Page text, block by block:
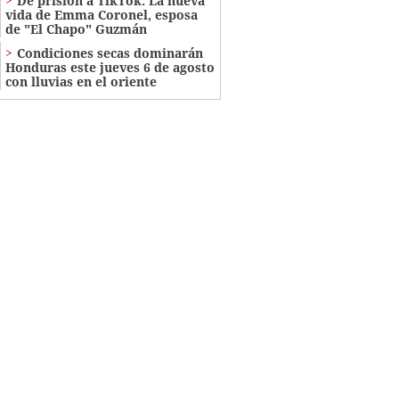
vida de Emma Coronel, esposa
de "El Chapo" Guzmán
Condiciones secas dominarán
Honduras este jueves 6 de agosto
con lluvias en el oriente